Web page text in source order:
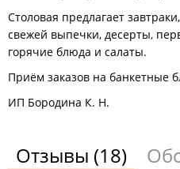
Столовая предлагает
свежей выпечки, десерты,
горячие блюда и салаты.
Приём заказов на банкетные
ИП Бородина К. Н.
Отзывы (18)